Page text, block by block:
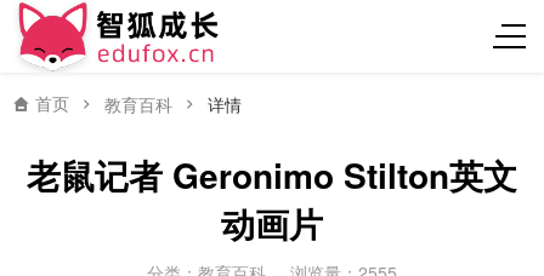
首页 教育百科 详情
老鼠记者 Geronimo Stilton英文
动画片